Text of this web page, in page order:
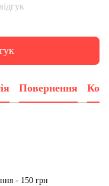
Повернення
- 150 грн